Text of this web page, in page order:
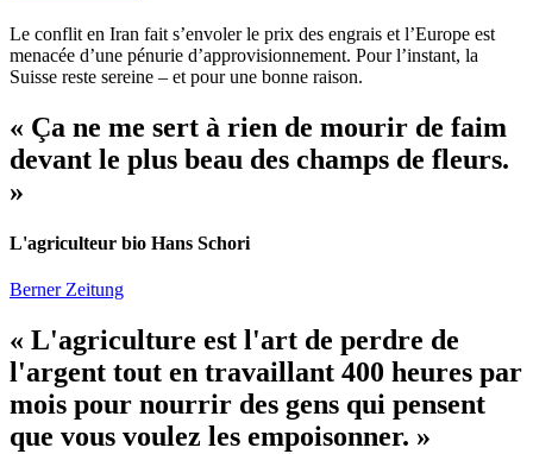
Le conflit en Iran fait s’envoler le prix des engrais et l’Europe est
menacée d’une pénurie d’approvisionnement. Pour l’instant, la
Suisse reste sereine – et pour une bonne raison.
« Ça ne me sert à rien de mourir de faim
devant le plus beau des champs de fleurs.
»
L'agriculteur bio Hans Schori
Berner Zeitung
« L'agriculture est l'art de perdre de
l'argent tout en travaillant 400 heures par
mois pour nourrir des gens qui pensent
que vous voulez les empoisonner. »